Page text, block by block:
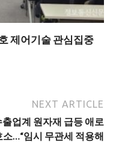
제어기술 관심집중
NEXT ARTICLE
출업계 원자재 급등 애로
소…“임시 무관세 적용해